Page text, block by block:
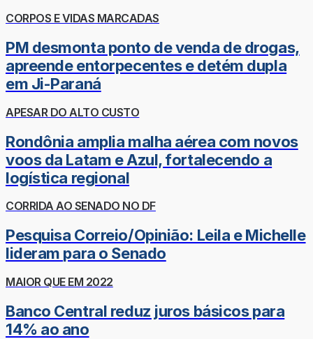
CORPOS E VIDAS MARCADAS
PM desmonta ponto de venda de drogas,
apreende entorpecentes e detém dupla
em Ji-Paraná
APESAR DO ALTO CUSTO
Rondônia amplia malha aérea com novos
voos da Latam e Azul, fortalecendo a
logística regional
CORRIDA AO SENADO NO DF
Pesquisa Correio/Opinião: Leila e Michelle
lideram para o Senado
MAIOR QUE EM 2022
Banco Central reduz juros básicos para
14% ao ano